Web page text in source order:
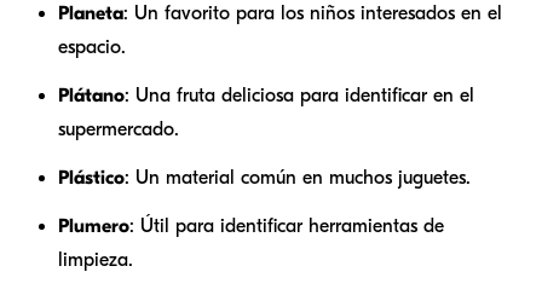
Planeta: Un favorito para los niños interesados en el
espacio.
Plátano: Una fruta deliciosa para identificar en el
supermercado.
Plástico: Un material común en muchos juguetes.
Plumero: Útil para identificar herramientas de
limpieza.